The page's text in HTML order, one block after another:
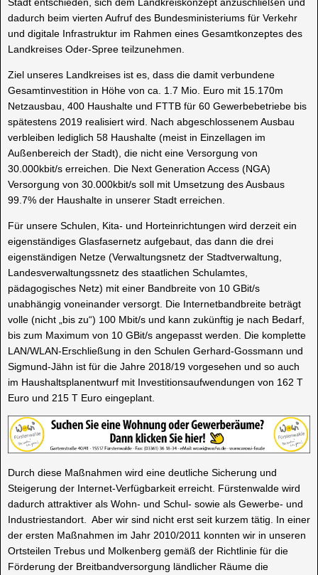
Stadt entschieden, sich dem Landkreiskonzept anzuschließen und
dadurch beim vierten Aufruf des Bundesministeriums für Verkehr
und digitale Infrastruktur im Rahmen eines Gesamtkonzeptes des
Landkreises Oder-Spree teilzunehmen.
Ziel unseres Landkreises ist es, dass die damit verbundene
Gesamtinvestition in Höhe von ca. 1.7 Mio. Euro mit 15.170m
Netzausbau, 400 Haushalte und FTTB für 60 Gewerbebetriebe bis
spätestens 2019 realisiert wird. Nach abgeschlossenem Ausbau
verbleiben lediglich 58 Haushalte (meist in Einzellagen im
Außenbereich der Stadt), die nicht eine Versorgung von
30.000kbit/s erreichen. Die Next Generation Access (NGA)
Versorgung von 30.000kbit/s soll mit Umsetzung des Ausbaus
99.7% der Haushalte in unserer Stadt erreichen.
Für unsere Schulen, Kita- und Horteinrichtungen wird derzeit ein
eigenständiges Glasfasernetz aufgebaut, das dann die drei
eigenständigen Netze (Verwaltungsnetz der Stadtverwaltung,
Landesverwaltungssnetz des staatlichen Schulamtes,
pädagogisches Netz) mit einer Bandbreite von 10 GBit/s
unabhängig voneinander versorgt. Die Internetbandbreite beträgt
volle (nicht „bis zu“) 100 Mbit/s und kann zukünftig je nach Bedarf,
bis zum Maximum von 10 GBit/s angepasst werden. Die komplette
LAN/WLAN-Erschließung in den Schulen Gerhard-Gossmann und
Sigmund-Jähn ist für die Jahre 2018/19 vorgesehen und so auch
im Haushaltsplanentwurf mit Investitionsaufwendungen von 162 T
Euro und 215 T Euro eingeplant.
Durch diese Maßnahmen wird eine deutliche Sicherung und
Steigerung der Internet-Verfügbarkeit erreicht. Fürstenwalde wird
dadurch attraktiver als Wohn- und Schul- sowie als Gewerbe- und
Industriestandort. Aber wir sind nicht erst seit kurzem tätig. In einer
der ersten Maßnahmen im Jahr 2010/2011 konnten wir in unseren
Ortsteilen Trebus und Molkenberg gemäß der Richtlinie für die
Förderung der Breitbandversorgung ländlicher Räume die